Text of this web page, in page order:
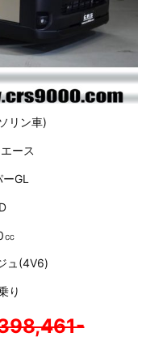
リン車)
ース
GL
㏄
ュ(4V6)
り